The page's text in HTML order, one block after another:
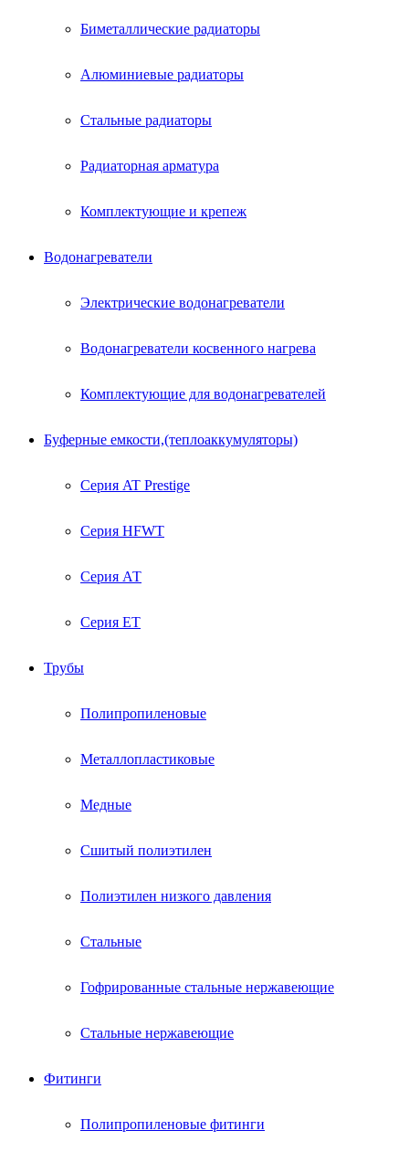
Биметаллические радиаторы
Алюминиевые радиаторы
Стальные радиаторы
Радиаторная арматура
Комплектующие и крепеж
Водонагреватели
Электрические водонагреватели
Водонагреватели косвенного нагрева
Комплектующие для водонагревателей
Буферные емкости,(теплоаккумуляторы)
Серия AT Prestige
Серия HFWT
Серия АТ
Серия ЕТ
Трубы
Полипропиленовые
Металлопластиковые
Медные
Сшитый полиэтилен
Полиэтилен низкого давления
Стальные
Гофрированные стальные нержавеющие
Стальные нержавеющие
Фитинги
Полипропиленовые фитинги